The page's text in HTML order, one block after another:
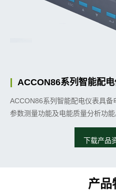
下载产品
ACCON86系列智能配
ACCON86系列智能配电仪表具
参数测量功能及电能质量分析功能
产品